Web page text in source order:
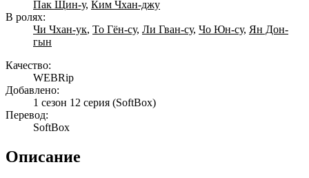
Пак Щин-у, Ким Чхан-джу
В ролях:
Чи Чхан-ук, То Гён-су, Ли Гван-су, Чо Юн-су, Ян Дон-
гын
Качество:
WEBRip
Добавлено:
1 сезон 12 серия (SoftBox)
Перевод:
SoftBox
Описание